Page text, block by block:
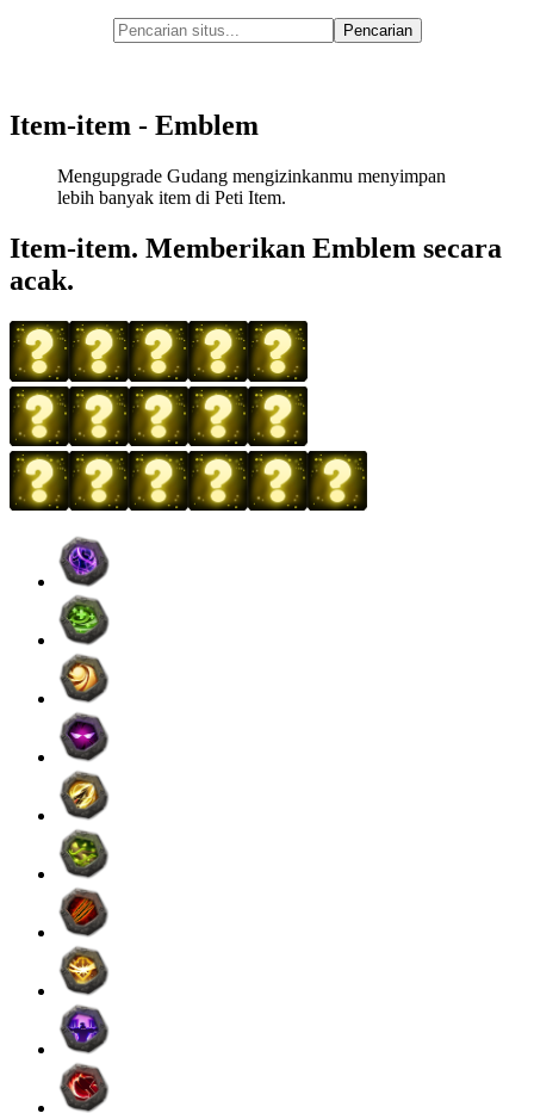
Item-item - Emblem
Mengupgrade Gudang mengizinkanmu menyimpan
lebih banyak item di Peti Item.
Item-item. Memberikan Emblem secara
acak.